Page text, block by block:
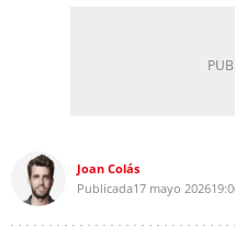
Joan Colás
Publicada17 mayo 2026